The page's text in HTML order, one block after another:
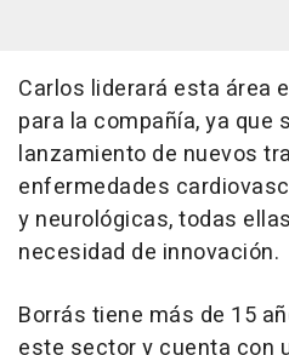
Carlos liderará esta área
para la compañía, ya que
lanzamiento de nuevos
enfermedades
y neurológicas, todas
necesidad de innovación.
Borrás tiene más de 15
este sector y cuenta con